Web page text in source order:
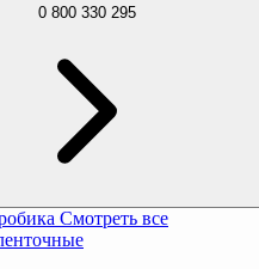
0 800 330 295
Смотреть все